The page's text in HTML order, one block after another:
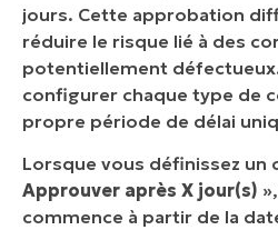
jours. Cette approbation
réduire le risque lié à des
potentiellement
configurer chaque type de
propre période de délai
Lorsque vous définissez un
Approuver après X jour(s)
commence à partir de la